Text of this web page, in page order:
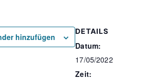
hinzufügen
DETAILS
Datum:
17/05/2022
Zeit: